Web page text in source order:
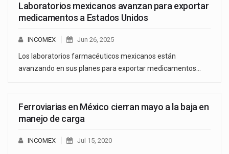
Laboratorios mexicanos avanzan para exportar
medicamentos a Estados Unidos
INCOMEX Jun 26, 2025
Los laboratorios farmacéuticos mexicanos están
avanzando en sus planes para exportar medicamentos…
Ferroviarias en México cierran mayo a la baja en
manejo de carga
INCOMEX Jul 15, 2020